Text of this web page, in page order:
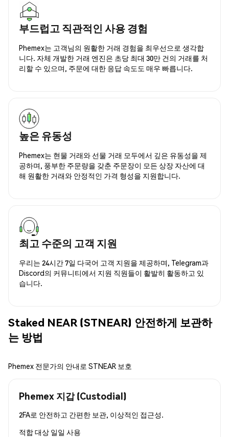
부드럽고 직관적인 사용 경험
Phemex는 고객님의 원활한 거래 경험을 최우선으로 생각합
니다. 자체 개발한 거래 엔진은 초당 최대 30만 건의 거래를 처
리할 수 있으며, 주문에 대한 응답 속도도 매우 빠릅니다.
높은 유동성
Phemex는 현물 거래와 선물 거래 모두에서 깊은 유동성을 제
공하며, 풍부한 주문량을 갖춘 주문장이 모든 상장 자산에 대
해 원활한 거래와 안정적인 가격 형성을 지원합니다.
최고 수준의 고객 지원
우리는 24시간 7일 다국어 고객 지원을 제공하며, Telegram과
Discord의 커뮤니티에서 지원 직원들이 활발히 활동하고 있
습니다.
Staked NEAR (STNEAR) 안전하게 보관하
는 방법
Phemex 전문가의 안내로 STNEAR 보호
Phemex 지갑 (Custodial)
2FA로 안전하고 간편한 보관, 이상적인 접근성.
적합 대상 일일 사용